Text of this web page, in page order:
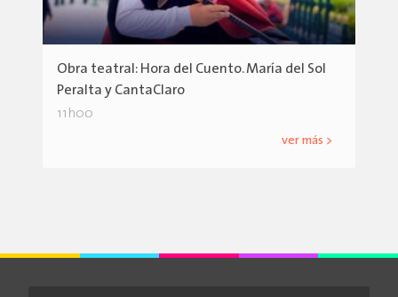
Obra teatral: Hora del Cuento. María del Sol
Peralta y CantaClaro
11h00
ver más >